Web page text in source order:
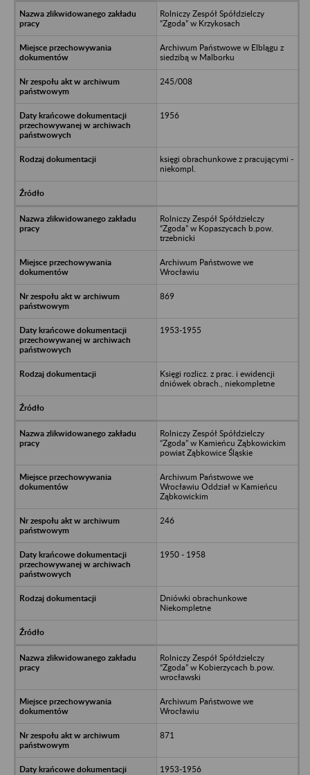
Rolniczy Zespół Spółdzielczy
“Zgoda” w Krzykosach
Archiwum Państwowe w Elblągu z
siedzibą w Malborku
245/008
1956
księgi obrachunkowe z pracującymi -
niekompl.
Rolniczy Zespół Spółdzielczy
“Zgoda” w Kopaszycach b.pow.
trzebnicki
Archiwum Państwowe we
Wrocławiu
869
1953-1955
Księgi rozlicz. z prac. i ewidencji
dniówek obrach., niekompletne
Rolniczy Zespół Spółdzielczy
“Zgoda” w Kamieńcu Ząbkowickim
powiat Ząbkowice Śląskie
Archiwum Państwowe we
Wrocławiu Oddział w Kamieńcu
Ząbkowickim
246
1950 - 1958
Dniówki obrachunkowe
Niekompletne
Rolniczy Zespół Spółdzielczy
“Zgoda” w Kobierzycach b.pow.
wrocławski
Archiwum Państwowe we
Wrocławiu
871
1953-1956